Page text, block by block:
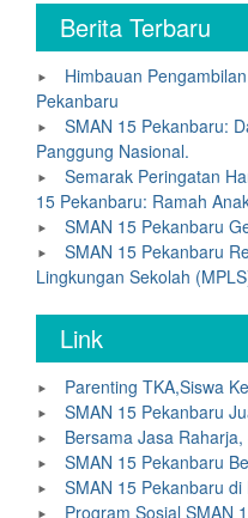
Berita Terbaru
Himbauan
Pekanbaru
SMAN 15 Pekanbaru:
Panggung Nasional.
Semarak Peringatan
15 Pekanbaru: Ramah
SMAN 15 Pekanbaru
SMAN 15 Pekanbaru
Lingkungan Sekolah
Link
Parenting TKA,Siswa
SMAN 15 Pekanbaru
Bersama Jasa
SMAN 15 Pekanbaru
SMAN 15 Pekanbaru di
Program Sosial SMAN